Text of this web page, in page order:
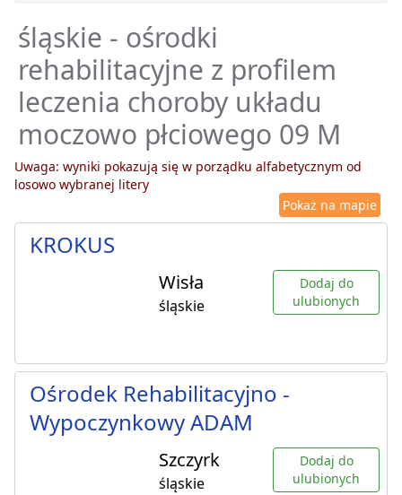
śląskie - ośrodki
rehabilitacyjne z profilem
leczenia choroby układu
moczowo płciowego 09 M
Uwaga: wyniki pokazują się w porządku alfabetycznym od
losowo wybranej litery
Pokaż na mapie
KROKUS
Wisła
śląskie
Dodaj do
ulubionych
Ośrodek Rehabilitacyjno -
Wypoczynkowy ADAM
Szczyrk
śląskie
Dodaj do
ulubionych